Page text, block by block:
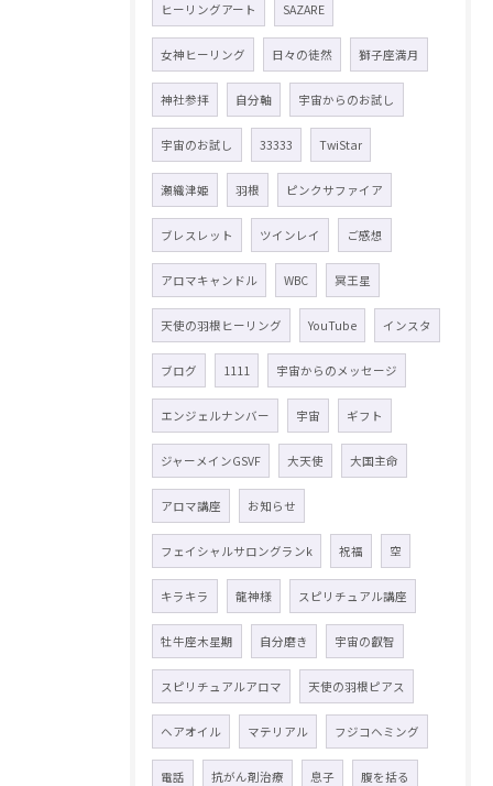
ヒーリングアート SAZARE
女神ヒーリング 日々の徒然 獅子座満月
神社参拝 自分軸 宇宙からのお試し
宇宙のお試し 33333 TwiStar
瀬織津姫 羽根 ピンクサファイア
ブレスレット ツインレイ ご感想
アロマキャンドル WBC 冥王星
天使の羽根ヒーリング YouTube インスタ
ブログ 1111 宇宙からのメッセージ
エンジェルナンバー 宇宙 ギフト
ジャーメインGSVF 大天使 大国主命
アロマ講座 お知らせ
フェイシャルサロングランk 祝福 空
キラキラ 龍神様 スピリチュアル講座
牡牛座木星期 自分磨き 宇宙の叡智
スピリチュアルアロマ 天使の羽根ピアス
ヘアオイル マテリアル フジコヘミング
電話 抗がん剤治療 息子 腹を括る